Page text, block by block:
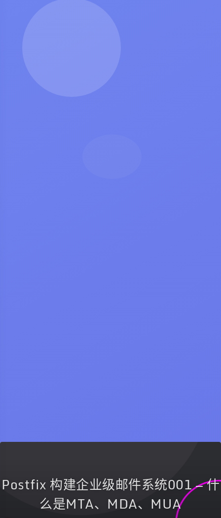
Postfix 构建企业级邮件系统001 — 什
么是MTA、MDA、MUA